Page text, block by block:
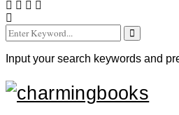
Search
for:
Input your search keywords and